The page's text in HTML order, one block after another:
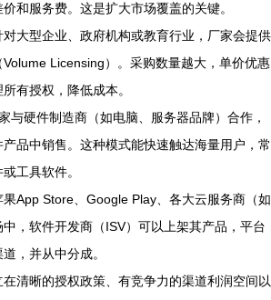
和服务费。这是扩大市场覆盖的关键。
对大型企业、政府机构或教育行业，厂家会提供
Licensing）。采购数量越大，单价优惠
有授权，降低成本。
与硬件制造商（如电脑、服务器品牌）合作，
品中销售。这种模式能快速触达海量用户，常
工具软件。
果App Store、Google Play、各大云服务商（如
，软件开发商（ISV）可以上架其产品，平台
，并从中分成。
清晰的授权政策、有竞争力的渠道利润空间以